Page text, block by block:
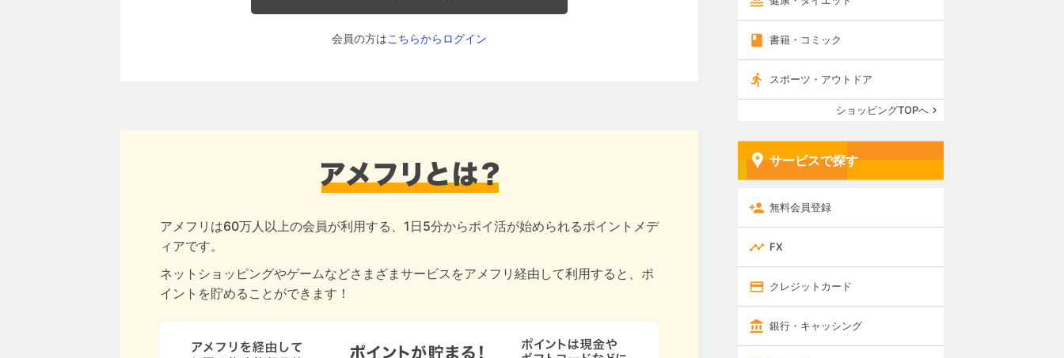
会員の方はこちらからログイン
アメフリは60万人以上の会員が利用する、1日5分からポイ活が始められるポイントメデ
ィアです。
ネットショッピングやゲームなどさまざまサービスをアメフリ経由して利用すると、ポ
イントを貯めることができます！
書籍・コミック
スポーツ・アウトドア
ショッピングTOPへ
サービスで探す
無料会員登録
FX
クレジットカード
銀行・キャッシング